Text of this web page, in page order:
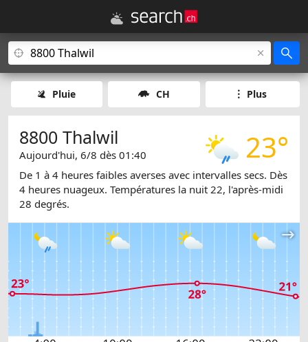
Pluie CH Plus
23°
8800 Thalwil
Aujourd'hui, 6/8 dès 01:40
De 1 à 4 heures faibles averses avec intervalles secs. Dès
4 heures nuageux. Températures la nuit 22, l'après-midi
28 degrés.